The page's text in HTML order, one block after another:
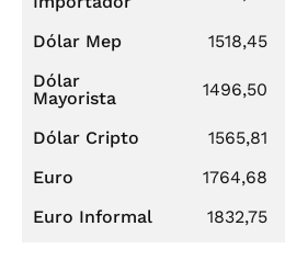
Dólar Mep 1518,45
Dólar
Mayorista
1496,50
Dólar Cripto 1565,81
Euro
1764,68
Euro Informal
1832,75